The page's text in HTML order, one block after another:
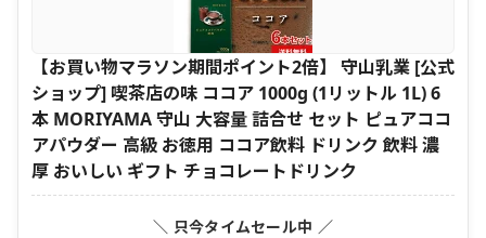
【お買い物マラソン期間ポイント2倍】 守山乳業 [公式
ショップ] 喫茶店の味 ココア 1000g (1リットル 1L) 6
本 MORIYAMA 守山 大容量 詰合せ セット ピュアココ
アパウダー 高級 お徳用 ココア飲料 ドリンク 飲料 濃
厚 おいしい ギフト チョコレートドリンク
＼ 只今タイムセール中 ／